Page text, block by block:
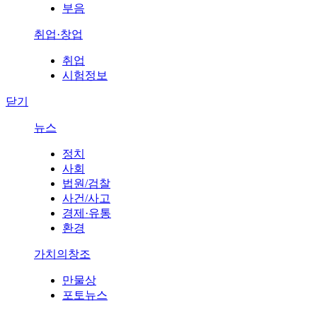
부음
취업·창업
취업
시험정보
닫기
뉴스
정치
사회
법원/검찰
사건/사고
경제·유통
환경
가치의창조
만물상
포토뉴스